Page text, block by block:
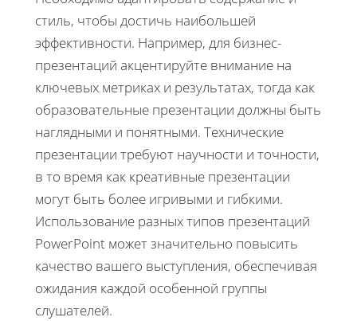
стиль, чтобы достичь наибольшей
эффективности. Например, для бизнес-
презентаций акцентируйте внимание на
ключевых метриках и результатах, тогда как
образовательные презентации должны быть
наглядными и понятными. Технические
презентации требуют научности и точности,
в то время как креативные презентации
могут быть более игривыми и гибкими.
Использование разных типов презентаций
PowerPoint может значительно повысить
качество вашего выступления, обеспечивая
ожидания каждой особенной группы
слушателей.